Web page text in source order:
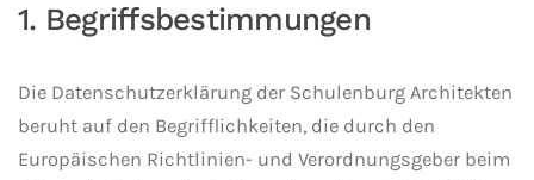
1. Begriffsbestimmungen
Die Datenschutzerklärung der Schulenburg Architekten
beruht auf den Begrifflichkeiten, die durch den
Europäischen Richtlinien- und Verordnungsgeber beim